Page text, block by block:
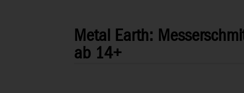
Metal Earth:
ab 14+